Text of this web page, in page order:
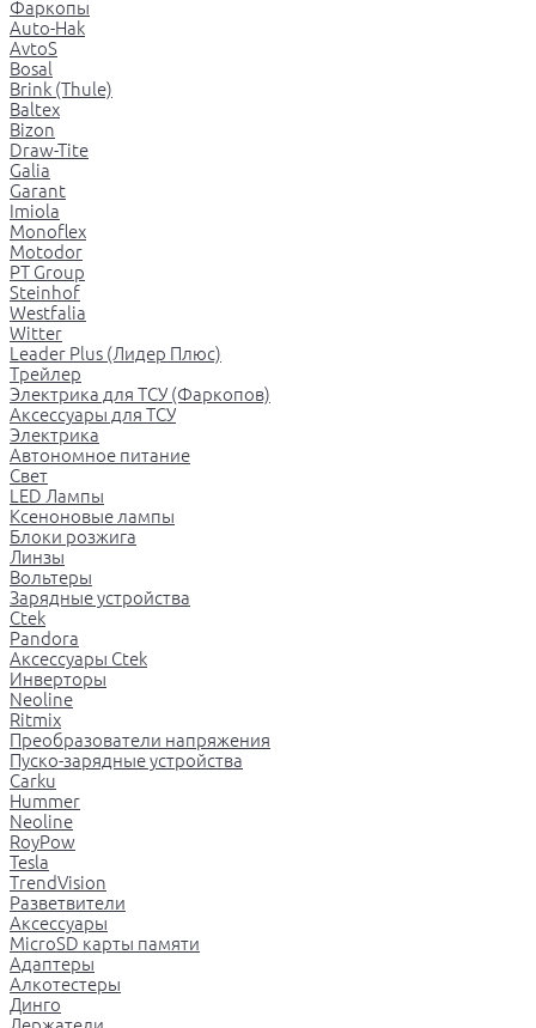
Фаркопы
Auto-Hak
AvtoS
Bosal
Brink (Thule)
Baltex
Bizon
Draw-Tite
Galia
Garant
Imiola
Monoflex
Motodor
PT Group
Steinhof
Westfalia
Witter
Leader Plus (Лидер Плюс)
Трейлер
Электрика для ТСУ (Фаркопов)
Аксессуары для ТСУ
Электрика
Автономное питание
Свет
LED Лампы
Ксеноновые лампы
Блоки розжига
Линзы
Вольтеры
Зарядные устройства
Ctek
Pandora
Аксессуары Ctek
Инверторы
Neoline
Ritmix
Преобразователи напряжения
Пуско-зарядные устройства
Carku
Hummer
Neoline
RoyPow
Tesla
TrendVision
Разветвители
Аксессуары
MicroSD карты памяти
Адаптеры
Алкотестеры
Динго